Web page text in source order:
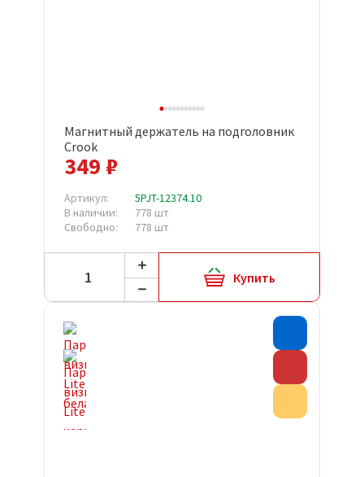
Магнитный держатель на подголовник
Crook
349 ₽
Артикул:
5PJT-12374.10
В наличии:
778 шт
Свободно:
778 шт
Купить